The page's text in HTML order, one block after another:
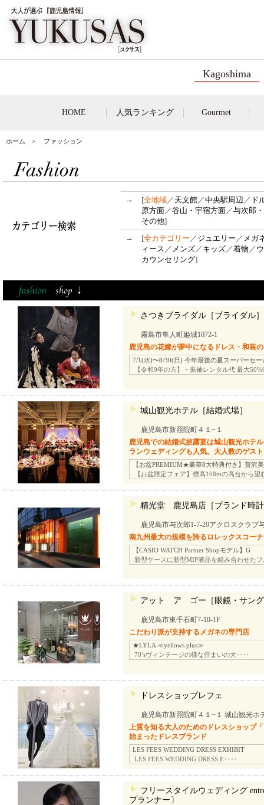
Kagoshima
HOME 人気ランキング Gourmet
ホーム > ファッション
→ [全地域／ 天文館／中央駅周辺 ／ ド
原方面／谷山・宇宿方面／与次郎
その他]
→
[全カテゴリー ／ ジュエリー ／ メガ
ィース ／ メンズ／ キッズ／着物 ／
カウンセリング]
さつきブライダル［ブライダル］
霧島市隼人町姫城1072-1
鹿児島の花嫁が夢中になるドレス・和装
7/1(水)〜8/30(日) 今年最後の夏スーパーセー
【令和9年の方】・振袖レンタル代 最大
城山観光ホテル［結婚式場］
鹿児島市新照院町４１−１
鹿児島での結婚式披露宴は城山観光ホテ
ランウェディングも人気。大人数のゲス
【お盆PREMIUM★豪華8大特典付き】贅沢
【お盆限定フェア】標高108mの高台から
精光堂 鹿児島店［ブランド時
鹿児島市与次郎1-7-20アクロスクラブ
南九州最大の規模を誇るロレックスコー
【CASIO WATCH Partner Shopモデル】G
新型ケースに新型MIP液晶を組み合わせた
アット ア ゴー［眼鏡・サング
鹿児島市東千石町7-10-1F
こだわり派が支持するメガネの専門店
★LYLA ≪yellows plus≫
70’sヴィンテージの様な佇まいの大‥‥
ドレスショップレフェ
鹿児島市新照院町４１−１ 城山観光ホ
上質を知る大人のためのドレスショップ
始まったドレスブランド
LES FEES WEDDING DRESS EXHIBIT
LES FEES WEDDING DRESS E‥‥
フリースタイルウェディング
プランナー〕